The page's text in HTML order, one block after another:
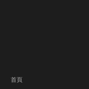
首頁